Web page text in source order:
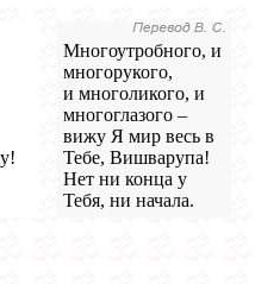
Многоутробного, и
многорукого,
и многоликого, и
многоглазого –
вижу Я мир весь в
Тебе, Вишварупа!
Нет ни конца у
Тебя, ни начала.